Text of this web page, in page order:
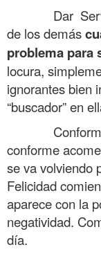
Dar
de los demás
problema para
locura,
ignorantes bien
“buscador” en
conforme
se va volviendo
Felicidad
aparece con la
negatividad.
día.